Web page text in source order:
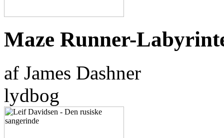
Maze Runner-
af James Dashner
lydbog